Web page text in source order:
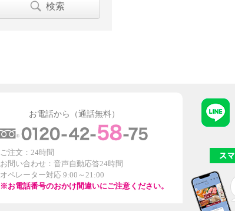
検索
お電話から（通話無料）
ご注文：24時間
お問い合わせ：音声自動応答24時間
オペレーター対応 9:00～21:00
※お電話番号のおかけ間違いにご注意ください。